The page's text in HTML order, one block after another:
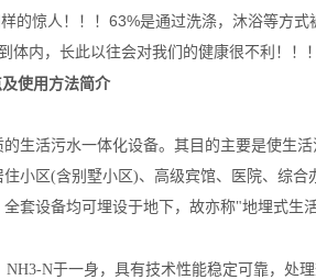
的惊人！！！63%是通过洗涤，沐浴等方式
内，长此以往会对我们的健康很不利！！！
使用方法简介
的生活污水一体化设备。其目的主要是使生
小区(含别墅小区)、高级宾馆、医院、综合
套设备均可埋设于地下，故亦称"地埋式生
N于一身，具有技术性能稳定可靠，处理